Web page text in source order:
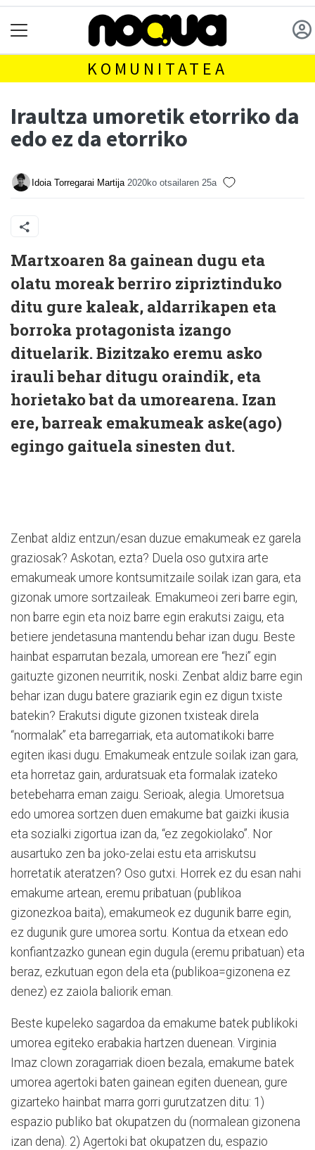
KOMUNITATEA
Iraultza umoretik etorriko da
edo ez da etorriko
Idoia Torregarai Martija 2020ko otsailaren 25a
Martxoaren 8a gainean dugu eta
olatu moreak berriro zipriztinduko
ditu gure kaleak, aldarrikapen eta
borroka protagonista izango
dituelarik.Bizitzako eremu asko
irauli behar ditugu oraindik, eta
horietako bat da umorearena. Izan
ere, barreak emakumeak aske(ago)
egingo gaituela sinesten dut.
Zenbat aldiz entzun/esan duzue emakumeak ez garela
graziosak? Askotan, ezta? Duela oso gutxira arte
emakumeak umore kontsumitzaile soilak izan gara, eta
gizonak umore sortzaileak. Emakumeoi zeri barre egin,
non barre egin eta noiz barre egin erakutsi zaigu, eta
betiere jendetasuna mantendu behar izan dugu. Beste
hainbat esparrutan bezala, umorean ere “hezi” egin
gaituzte gizonen neurritik, noski. Zenbat aldiz barre egin
behar izan dugu batere graziarik egin ez digun txiste
batekin? Erakutsi digute gizonen txisteak direla
“normalak” eta barregarriak, eta automatikoki barre
egiten ikasi dugu. Emakumeak entzule soilak izan gara,
eta horretaz gain, arduratsuak eta formalak izateko
betebeharra eman zaigu. Serioak, alegia. Umoretsua
edo umorea sortzen duen emakume bat gaizki ikusia
eta sozialki zigortua izan da, “ez zegokiolako”. Nor
ausartuko zen ba joko-zelai estu eta arriskutsu
horretatik ateratzen? Oso gutxi. Horrek ez du esan nahi
emakume artean, eremu pribatuan (publikoa
gizonezkoa baita), emakumeok ez dugunik barre egin,
ez dugunik gure umorea sortu. Kontua da etxean edo
konfiantzazko gunean egin dugula (eremu pribatuan) eta
beraz, ezkutuan egon dela eta (publikoa=gizonena ez
denez) ez zaiola baliorik eman.
Beste kupeleko sagardoa da emakume batek publikoki
umorea egiteko erabakia hartzen duenean. Virginia
Imaz clown zoragarriak dioen bezala, emakume batek
umorea agertoki baten gainean egiten duenean, gure
gizarteko hainbat marra gorri gurutzatzen ditu: 1)
espazio publiko bat okupatzen du (normalean gizonena
izan dena). 2) Agertoki bat okupatzen du, espazio